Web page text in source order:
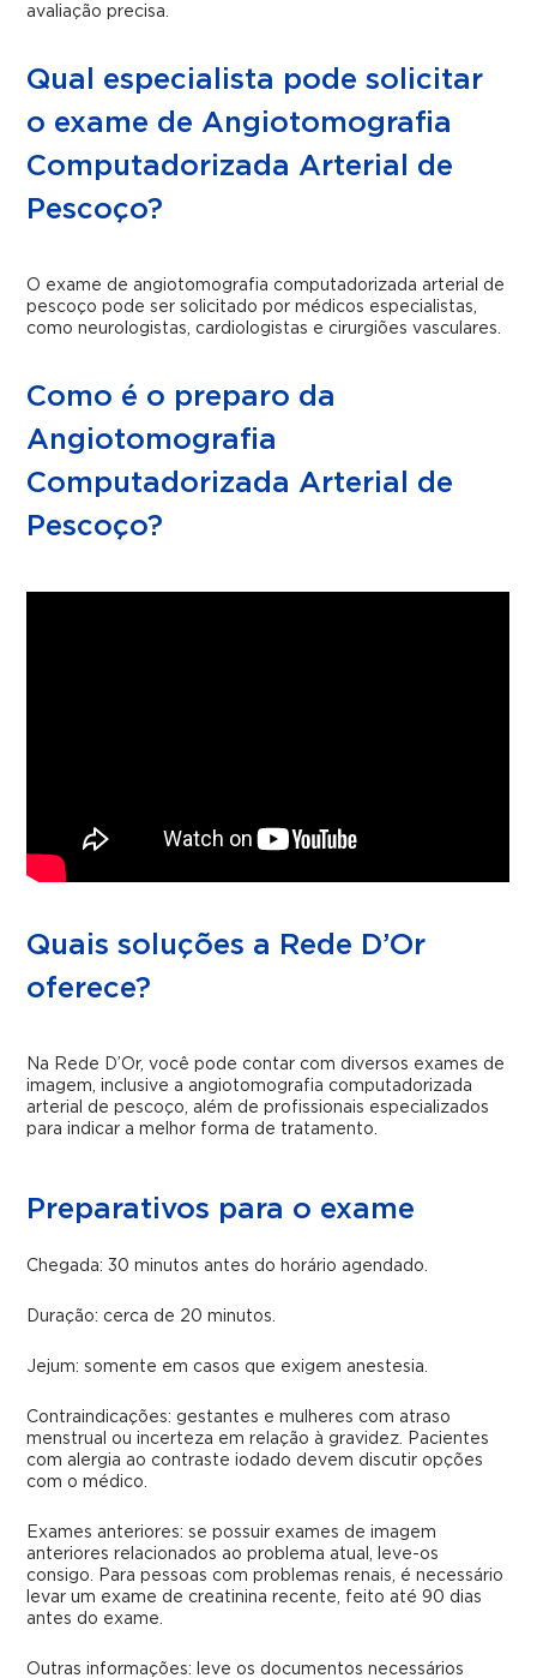
avaliação precisa.
Qual especialista pode solicitar
o exame de Angiotomografia
Computadorizada Arterial de
Pescoço?
O exame de angiotomografia computadorizada arterial de
pescoço pode ser solicitado por médicos especialistas,
como neurologistas, cardiologistas e cirurgiões vasculares.
Como é o preparo da
Angiotomografia
Computadorizada Arterial de
Pescoço?
Quais soluções a Rede D’Or
oferece?
Na Rede D’Or, você pode contar com diversos exames de
imagem, inclusive a angiotomografia computadorizada
arterial de pescoço, além de profissionais especializados
para indicar a melhor forma de tratamento.
Preparativos para o exame
Chegada: 30 minutos antes do horário agendado.
Duração: cerca de 20 minutos.
Jejum: somente em casos que exigem anestesia.
Contraindicações: gestantes e mulheres com atraso
menstrual ou incerteza em relação à gravidez. Pacientes
com alergia ao contraste iodado devem discutir opções
com o médico.
Exames anteriores: se possuir exames de imagem
anteriores relacionados ao problema atual, leve-os
consigo. Para pessoas com problemas renais, é necessário
levar um exame de creatinina recente, feito até 90 dias
antes do exame.
Outras informações: leve os documentos necessários